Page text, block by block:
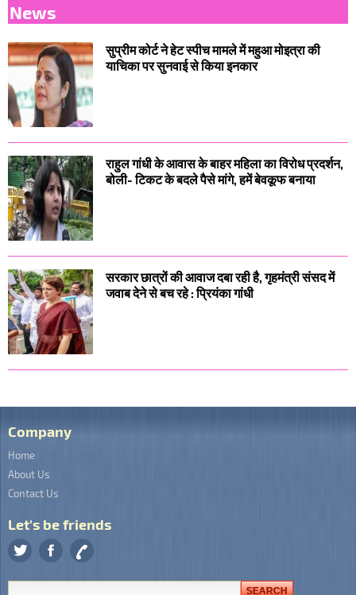
News
सुप्रीम कोर्ट ने हेट स्पीच मामले में महुआ मोइत्रा की
याचिका पर सुनवाई से किया इनकार
राहुल गांधी के आवास के बाहर महिला का विरोध प्रदर्शन,
बोली- टिकट के बदले पैसे मांगे, हमें बेवकूफ बनाया
सरकार छात्रों की आवाज दबा रही है, गृहमंत्री संसद में
जवाब देने से बच रहे : प्रियंका गांधी
Company
Home
About Us
Contact Us
Let's be friends